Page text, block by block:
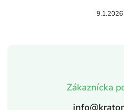
Zákaznícka
9.1.2026